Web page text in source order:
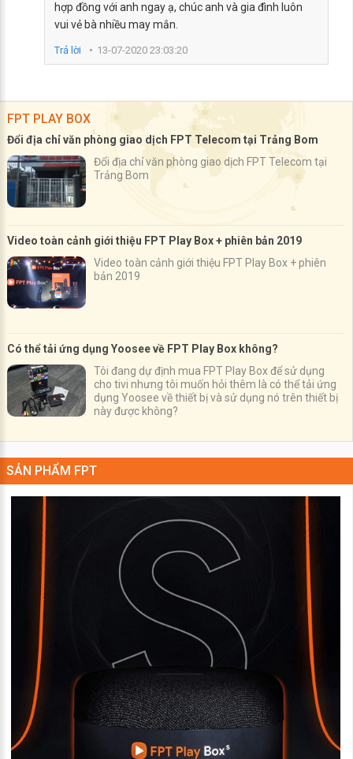
hợp đồng với anh ngay ạ, chúc anh và gia đình luôn
vui vẻ bà nhiều may mắn.
Trả lời 13-07-2020 23:03:20
FPT PLAY BOX
Đổi địa chỉ văn phòng giao dịch FPT Telecom tại Trảng Bom
Đổi địa chỉ văn phòng giao dịch FPT Telecom tại
Trảng Bom
Video toàn cảnh giới thiệu FPT Play Box + phiên bản 2019
Video toàn cảnh giới thiệu FPT Play Box + phiên
bản 2019
Có thể tải ứng dụng Yoosee về FPT Play Box không?
Tôi đang dự định mua FPT Play Box để sử dụng
cho tivi nhưng tôi muốn hỏi thêm là có thể tải ứng
dụng Yoosee về thiết bị và sử dụng nó trên thiết bị
này được không?
SẢN PHẨM FPT